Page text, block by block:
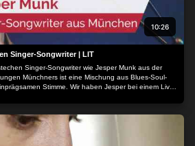
10:26
Singer-Songwriter | LIT
Singer-Songwriter wie Jesper Munk aus der
Münchners ist eine Mischung aus Blues-Soul-
Stimme. Wir haben Jesper bei einem Live